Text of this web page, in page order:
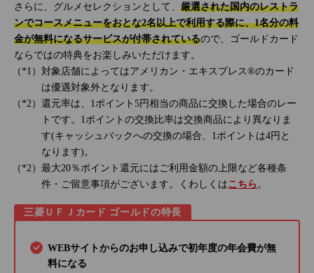
さらに、グルメセレクションとして、 厳選された国内のレストラ
ンでコースメニューをおとな2名以上で利用する際に、1名分の料
金が無料になるサービスが付帯されているので、ゴールドカード
ならではの特典をお楽しみいただけます。
対象店舗によってはアメリカン・エキスプレス®のカード
は優遇対象外となります。
還元率は、1ポイント5円相当の商品に交換した場合のレー
トです。1ポイントの交換比率は交換商品により異なりま
す(キャッシュバックへの交換の場合、1ポイントは4円と
なります)。
最大20％ポイント還元にはご利用金額の上限など各種条
件・ご留意事項がございます。くわしくはこちら。
三菱ＵＦＪカード ゴールドの特長
WEBサイトからのお申し込みで初年度の年会費が無
料になる